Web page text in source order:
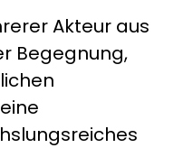
Akteur aus
Begegnung,